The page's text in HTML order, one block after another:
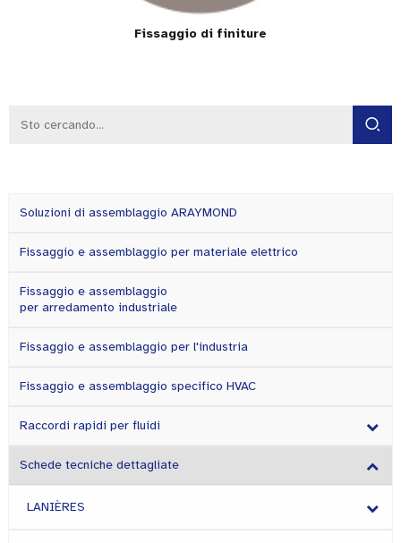
Fissaggio di finiture
Soluzioni di assemblaggio ARAYMOND
Fissaggio e assemblaggio per materiale elettrico
Fissaggio e assemblaggio
per arredamento industriale
Fissaggio e assemblaggio per l'industria
Fissaggio e assemblaggio specifico HVAC
Raccordi rapidi per fluidi
Schede tecniche dettagliate
LANIÈRES